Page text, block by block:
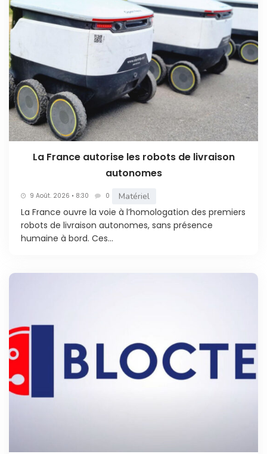
La France autorise les robots de livraison
autonomes
9 Août. 2026 • 8:30 0 Matériel
La France ouvre la voie à l’homologation des premiers
robots de livraison autonomes, sans présence
humaine à bord. Ces...